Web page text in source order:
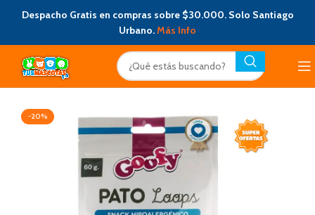
Despacho Gratis en compras sobre $30.000. Solo Santiago
Urbano.Más Info
-20%